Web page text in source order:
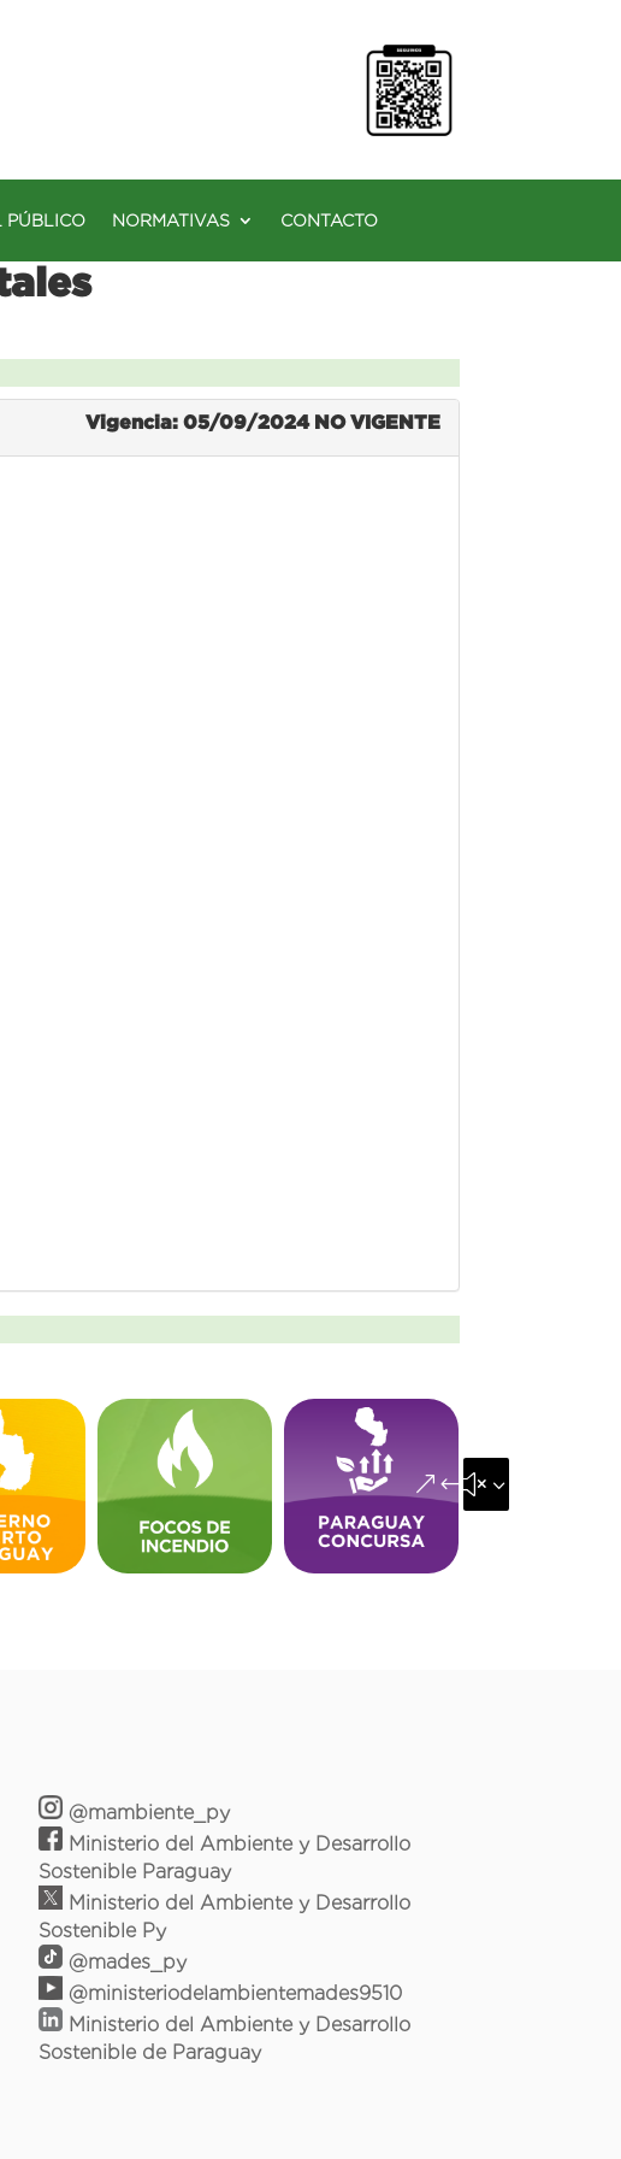
PÚBLICO NORMATIVAS CONTACTO
Vigencia: 05/09/2024 NO VIGENTE
&#x35;
@mambiente_py
Ministerio del Ambiente y Desarrollo
Sostenible Paraguay
Ministerio del Ambiente y Desarrollo
Sostenible Py
@mades_py
@ministeriodelambientemades9510
Ministerio del Ambiente y Desarrollo
Sostenible de Paraguay